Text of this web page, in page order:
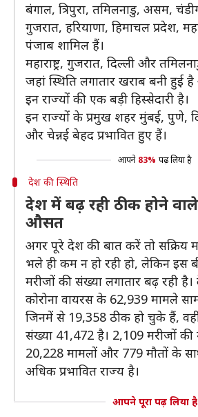
बंगाल, त्रिपुरा, तमिलनाडु, असम,
गुजरात, हरियाणा, हिमाचल प्रदेश,
पंजाब शामिल हैं।
महाराष्ट्र, गुजरात, दिल्ली और
जहां स्थिति लगातार खराब बनी हुई
इन राज्यों की एक बड़ी हिस्सेदारी है।
इन राज्यों के प्रमुख शहर मुंबई, पुणे,
और चेन्नई बेहद प्रभावित हुए हैं।
आपने 83% पढ़ लिया है
देश की स्थिति
देश में बढ़ रही ठीक होने
औसत
अगर पूरे देश की बात करें तो सक्रिय
भले ही कम न हो रही हो, लेकिन इस
मरीजों की संख्या लगातार बढ़ रही
कोरोना वायरस के 62,939 मामले
जिनमें से 19,358 ठीक हो चुके हैं,
संख्या 41,472 है। 2,109 मरीजों की
20,228 मामलों और 779 मौतों के
अधिक प्रभावित राज्य है।
आपने पूरा पढ़ लिया है